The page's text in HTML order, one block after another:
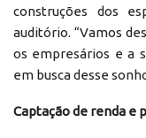
construções dos
auditório. “Vamos
os empresários e a
em busca desse
Captação de renda e